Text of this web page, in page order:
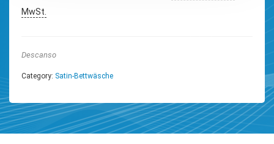
MwSt.
Descanso
Category: Satin-Bettwäsche